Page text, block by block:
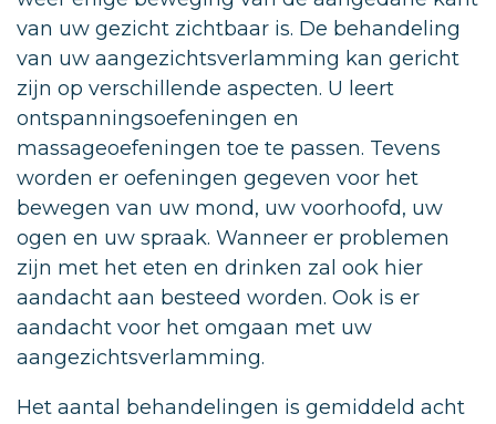
van uw gezicht zichtbaar is. De behandeling
van uw aangezichtsverlamming kan gericht
zijn op verschillende aspecten. U leert
ontspanningsoefeningen en
massageoefeningen toe te passen. Tevens
worden er oefeningen gegeven voor het
bewegen van uw mond, uw voorhoofd, uw
ogen en uw spraak. Wanneer er problemen
zijn met het eten en drinken zal ook hier
aandacht aan besteed worden. Ook is er
aandacht voor het omgaan met uw
aangezichtsverlamming.
Het aantal behandelingen is gemiddeld acht